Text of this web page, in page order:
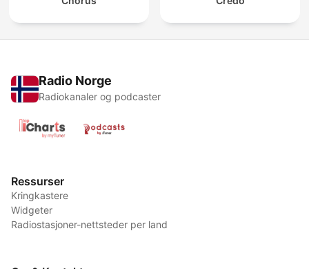
Radio Norge
Radiokanaler og podcaster
Ressurser
Kringkastere
Widgeter
Radiostasjoner-nettsteder per land